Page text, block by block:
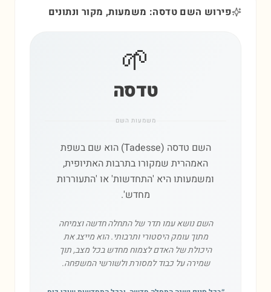
פירוש השם טדסה: משמעות, מקור ונתונים
🌱
טדסה
משמעות השם
השם טדסה (Tadesse) הוא שם בשפת
האמהרית שמקורו בתרבות האתיופית,
ומשמעותו היא 'התחדשות' או 'התעוררות
מחדש'.
השם נושא עמו תדר של התחלה חדשה וצמיחה
מתוך עומק היסטורי ותרבותי. הוא מייצג את
היכולת של האדם לצמוח מחדש בכל מצב, תוך
שמירה על כבוד למסורת ולשורשי המשפחה.